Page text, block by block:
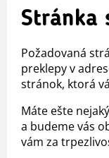
Stránka
Požadovaná
preklepy v
stránok, ktorá
Máte ešte
a budeme vás
vám za